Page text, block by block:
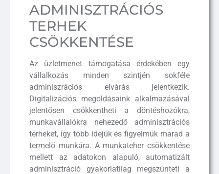
ADMINISZTRÁCIÓS
TERHEK
CSÖKKENTÉSE
Az üzletmenet támogatása érdekében egy
vállalkozás minden szintjén sokféle
adminiszrációs elvárás jelentkezik.
Digitalizációs megoldásaink alkalmazásával
jelentősen csökkentheti a döntéshozókra,
munkavállalókra nehezedő adminisztrációs
terheket, így több idejük és figyelmük marad a
termelő munkára. A munkateher csökkentése
mellett az adatokon alapuló, automatizált
adminisztráció gyakorlatilag megszünteti a